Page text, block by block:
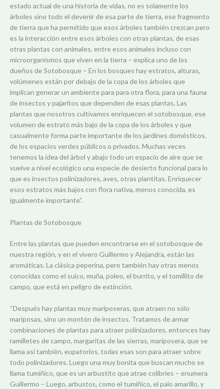
estado actual de una historia de vidas, no es solamente los
árboles sino todo el devenir de esa parte de tierra, ese fragmento
de tierra que ha permitido que esos árboles también crezcan pero
es la interacción entre esos árboles con otras plantas, de esas
otras plantas con animales, entre esos animales incluso con
microorganismos que viven en la tierra – explica uno de los
dueños de Sotobosque – En los bosques hay estratos, alturas,
volúmenes están por debajo de la copa de los árboles que
implican generar un ambiente para para otra flora, para una fauna
de insectos y pajaritos que dependen de esas plantas. Las
plantas que nosotros cultivamos enriquecen el sotobosque, ese
volumen de estrato más bajo de la copa de los árboles y que
casualmente forma parte importante de los jardines domésticos,
de los espacios verdes públicos o privados. Muchas veces
tenemos la idea del árbol y abajo todo un espacio de aire que se
vuelve a nivel ecológico una especie de desierto funcional para lo
que es insectos polinizadores, aves, otras plantitas. Enriquecer
esos estratos más bajos con flora nativa, menos conocida, es
igualmente importante”.
Plantas de Sotobosque
Entre las plantas que pueden encontrarse en el sotobosque de
nuestra región, y en el vivero Guillermo y Alejandra, están las
aromáticas. La clásica peperina, pero también hay otras menos
conocidas como el suico, muña, poleo, el burrito, y el tomillito de
campo, que está en peligro de extinción.
“Después hay plantas muy mariposeras, que atraen no sólo
mariposas, sino un montón de insectos. Tratamos de armar
combinaciones de plantas para atraer polinizadores, entonces hay
ramilletes de campo, margaritas de las sierras, mariposera, que se
llama así también, eupatorios, todas esas son para atraer sobre
todo polinizadores. Luego una muy bonita que buscan mucho se
llama tumiñico, que es un arbustito que atrae colibríes – enumera
Guillermo – Luego, arbustos, como el tumiñico, el palo amarillo, y